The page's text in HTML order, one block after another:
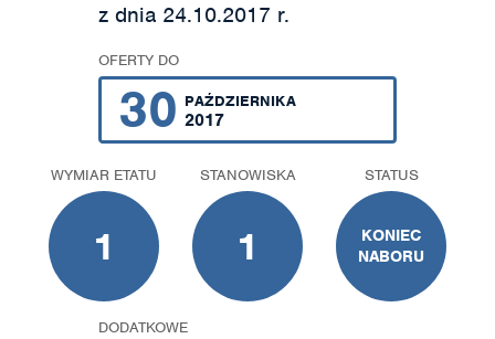
z dnia 24.10.2017 r.
OFERTY DO
30 PAŹDZIERNIKA
2017
WYMIAR ETATU
1
STANOWISKA
1
STATUS
KONIEC
NABORU
DODATKOWE